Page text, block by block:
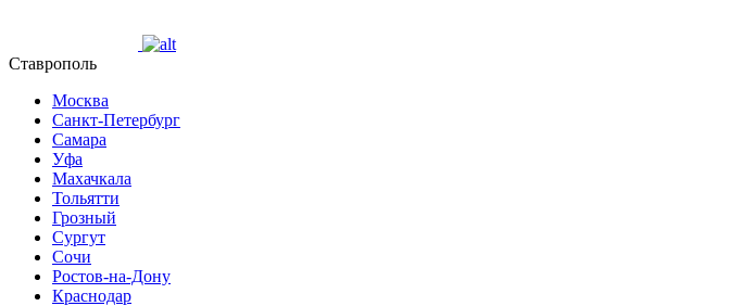
Ставрополь
Москва
Санкт-Петербург
Самара
Уфа
Махачкала
Тольятти
Грозный
Сургут
Сочи
Ростов-на-Дону
Краснодар